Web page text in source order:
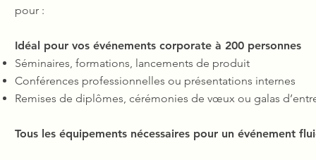
pour :
Idéal pour vos événements corporate à 200 personnes
Séminaires, formations, lancements de produit
Conférences professionnelles ou présentations internes
Remises de diplômes, cérémonies de vœux ou galas
Tous les équipements nécessaires pour un événement